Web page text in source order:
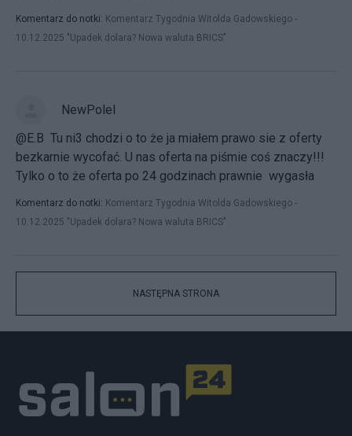
Komentarz do notki: Komentarz Tygodnia Witolda Gadowskiego -
10.12.2025 "Upadek dolara? Nowa waluta BRICS"
NewPolel
@E.B Tu ni3 chodzi o to że ja miałem prawo sie z oferty
bezkarnie wycofać. U nas oferta na piśmie coś znaczy!!!
Tylko o to że oferta po 24 godzinach prawnie wygasła
Komentarz do notki: Komentarz Tygodnia Witolda Gadowskiego -
10.12.2025 "Upadek dolara? Nowa waluta BRICS"
NASTĘPNA STRONA